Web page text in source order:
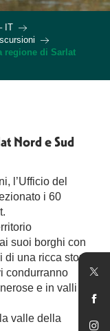
IT
regione di Sarlat
Nord e Sud
l’Ufficio del
i 60
suoi borghi con
una ricca storia
condurranno
e in valli
valle della